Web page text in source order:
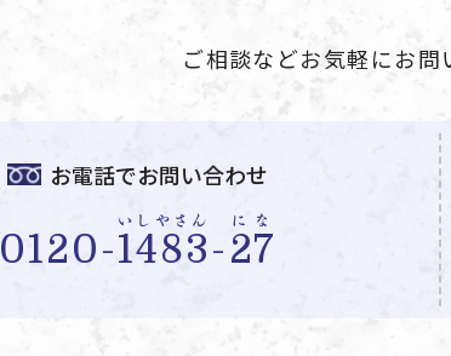
ご相談などお気軽にお問
お電話でお問い合わせ
0120-1483
いしやさん
-27
にな